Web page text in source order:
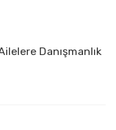
Danışmanlık